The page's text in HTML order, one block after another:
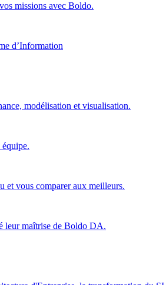
missions avec Boldo.
d’Information
modélisation et visualisation.
et vous comparer aux meilleurs.
leur maîtrise de Boldo DA.